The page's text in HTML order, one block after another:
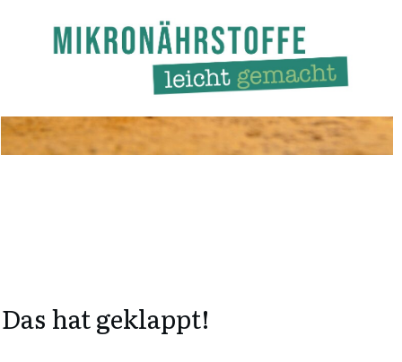
Das hat geklappt!